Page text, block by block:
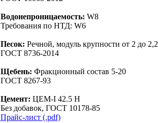
Водонепроницаемость: W8
Требования по НТД: W6
Песок: Речной, модуль крупности от 2 до 2,2
ГОСТ 8736-2014
Щебень: Фракционный состав 5-20
ГОСТ 8267-93
Цемент: ЦЕМ-I 42.5 Н
Без добавок, ГОСТ 10178-85
Прайс-лист (.pdf)